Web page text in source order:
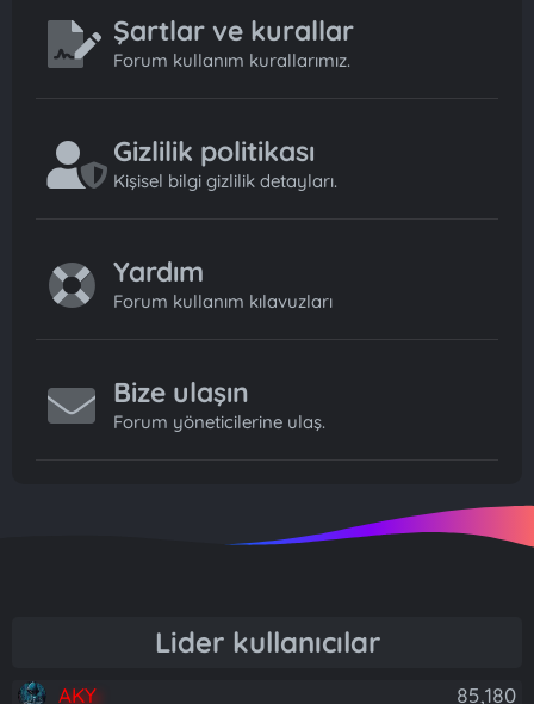
Şartlar ve kurallar
Forum kullanım kurallarımız.
Gizlilik politikası
Kişisel bilgi gizlilik detayları.
Yardım
Forum kullanım kılavuzları
Bize ulaşın
Forum yöneticilerine ulaş.
Lider kullanıcılar
AKY
85,180